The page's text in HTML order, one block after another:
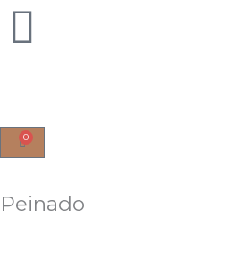
0
Cart
Peinado